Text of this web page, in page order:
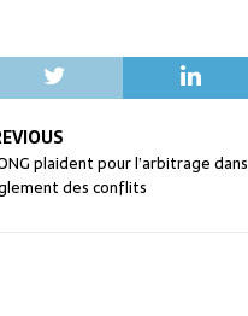
plaident pour l’arbitrage dans
des conflits